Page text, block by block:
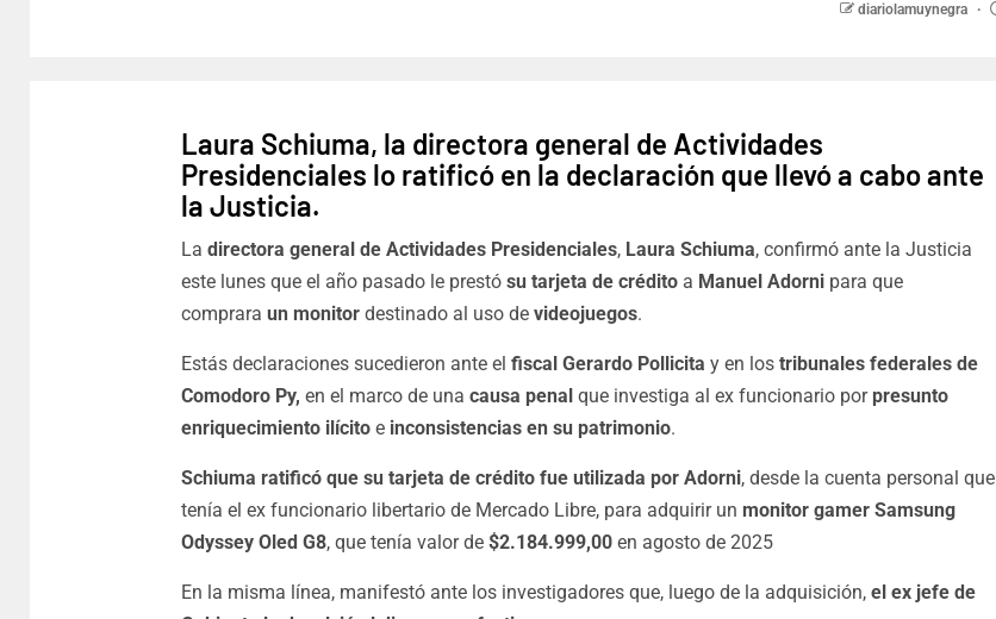
diariolamuynegra
Laura Schiuma, la directora general de Actividades
Presidenciales lo ratificó en la declaración que llevó a cabo ante
la Justicia.
La directora general de Actividades Presidenciales, Laura Schiuma, confirmó ante la Justicia
este lunes que el año pasado le prestó su tarjeta de créditoa Manuel Adorni para que
comprara un monitor destinado al uso de videojuegos.
Estás declaraciones sucedieron ante el fiscal Gerardo Pollicita y en los tribunales federales de
Comodoro Py, en el marco de una causa penalque investiga al ex funcionario por presunto
enriquecimiento ilícitoeinconsistencias en su patrimonio.
Schiuma ratificó que su tarjeta de crédito fue utilizada por Adorni, desde la cuenta personal que
tenía el ex funcionario libertario de Mercado Libre, para adquirir un monitor gamer Samsung
Odyssey Oled G8, que tenía valor de $2.184.999,00en agosto de 2025
En la misma línea, manifestó ante los investigadores que, luego de la adquisición, el ex jefe de